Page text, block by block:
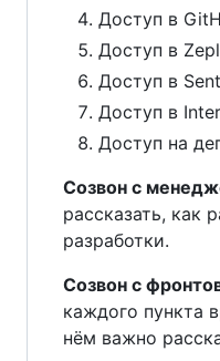
Доступ в
Доступ в
Доступ в
Доступ в
Доступ на
Созвон с
рассказать, как
разработки.
Созвон с
каждого пункта
нём важно